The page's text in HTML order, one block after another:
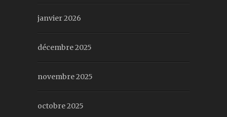
janvier 2026
décembre 2025
novembre 2025
octobre 2025